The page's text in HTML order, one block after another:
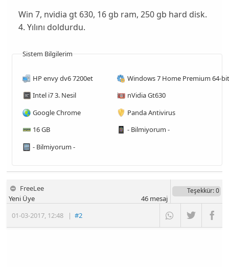
Win 7, nvidia gt 630, 16 gb ram, 250 gb hard disk.
4. Yılını doldurdu.
Sistem Bilgilerim
HP envy dv6 7200et
Windows 7 Home Premium 64-bit
Intel i7 3. Nesil
nVidia Gt630
Google Chrome
Panda Antivirus
16 GB
- Bilmiyorum -
- Bilmiyorum -
FreeLee
01-03-2017, 12:48 |#2
Yeni Üye
Teşekkür: 0
46mesaj